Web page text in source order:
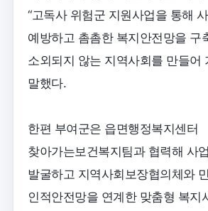
“고독사 위험군 지원사업을 통해
예방하고 촘촘한 복지안전망을 구
소외되지 않는 지역사회를 만들어
말했다.
한편 부여군은 읍면행정복지센터
찾아가는보건복지팀과 협력해 사
발굴하고 지역사회보장협의체와
인적안전망을 연계한 맞춤형 복지